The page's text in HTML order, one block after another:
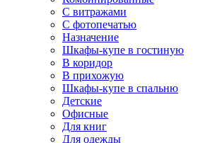
С витражами
С фотопечатью
Назначение
Шкафы-купе в гостиную
В коридор
В прихожую
Шкафы-купе в спальню
Детские
Офисные
Для книг
Для одежды